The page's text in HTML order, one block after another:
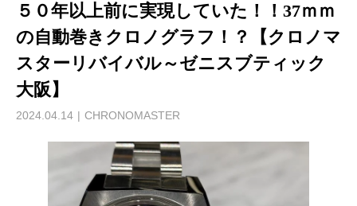
５０年以上前に実現していた！！37ｍｍ
の自動巻きクロノグラフ！？【クロノマ
スターリバイバル～ゼニスブティック
大阪】
2024.04.14 CHRONOMASTER